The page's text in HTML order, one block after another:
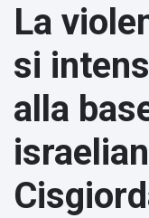
Cinema e TV
Celebrità
Moda e bellezza
Cibo e bevande
Giochi
La
si
alla